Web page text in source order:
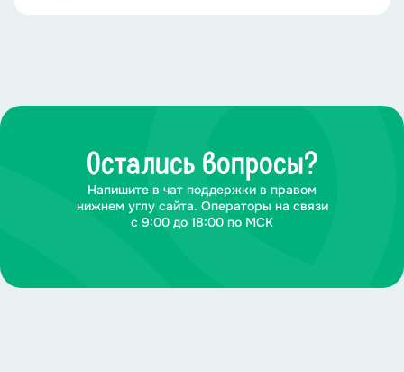
Остались вопросы?
Напишите в чат поддержки в правом
нижнем углу сайта. Операторы на связи
с 9:00 до 18:00 по МСК